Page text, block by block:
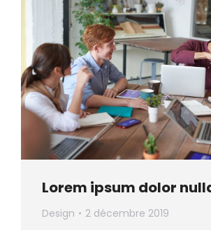
Lorem ipsum dolor
Design
2 décembre 2019